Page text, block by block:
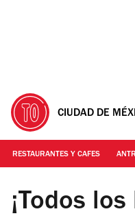
CIUDAD DE
RESTAURANTES Y CAFES
Foto: Cortesía Unsplash
¡Todos